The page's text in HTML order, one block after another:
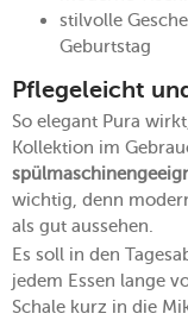
stilvolle
Geburtstag
Pflegeleicht
So elegant Pura
Kollektion im
wichtig, denn
als gut aussehen.
Es soll in den
jedem Essen lange
Schale kurz in die